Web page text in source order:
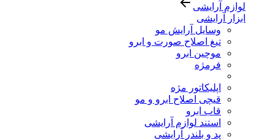
لوازم آرایشی
ابزار آرایشی
وسایل آرایش مو
تیغ اصلاح صورت و ابرو
موچین ابرو
فرمژه
اپلیکاتور مژه
قیچی اصلاح ابرو و مو
قاب ابرو
استند لوازم آرایشی
پد و بلندر آرایشی